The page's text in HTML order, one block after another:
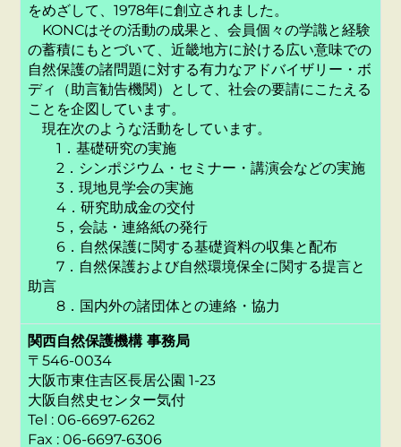
をめざして、1978年に創立されました。
KONCはその活動の成果と、会員個々の学識と経験
の蓄積にもとづいて、近畿地方に於ける広い意味での
自然保護の諸問題に対する有力なアドバイザリー・ボ
ディ（助言勧告機関）として、社会の要請にこたえる
ことを企図しています。
現在次のような活動をしています。
1．基礎研究の実施
2．シンポジウム・セミナー・講演会などの実施
3．現地見学会の実施
4．研究助成金の交付
5，会誌・連絡紙の発行
6．自然保護に関する基礎資料の収集と配布
7．自然保護および自然環境保全に関する提言と
助言
8．国内外の諸団体との連絡・協力
関西自然保護機構 事務局
〒546-0034
大阪市東住吉区長居公園 1-23
大阪自然史センター気付
Tel : 06-6697-6262
Fax : 06-6697-6306